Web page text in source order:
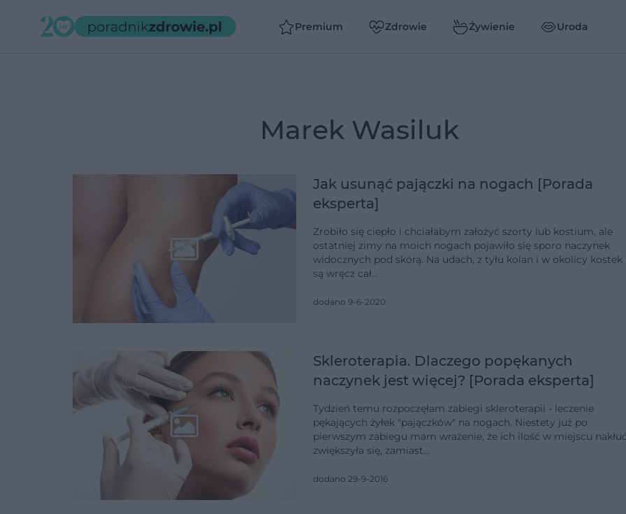
Premium Zdrowie Żywienie Uroda
Marek Wasiluk
Jak usunąć pajączki na nogach [Porada
eksperta]
Zrobiło się ciepło i chciałabym założyć szorty lub kostium, ale
ostatniej zimy na moich nogach pojawiło się sporo naczynek
widocznych pod skórą. Na udach, z tyłu kolan i w okolicy kostek
są wręcz cał…
dodano 9-6-2020
Skleroterapia. Dlaczego popękanych
naczynek jest więcej? [Porada eksperta]
Tydzień temu rozpoczęłam zabiegi skleroterapii - leczenie
pękających żyłek "pajączków" na nogach. Niestety już po
pierwszym zabiegu mam wrażenie, że ich ilość w miejscu
zwiększyła się, zamiast…
dodano 29-9-2016